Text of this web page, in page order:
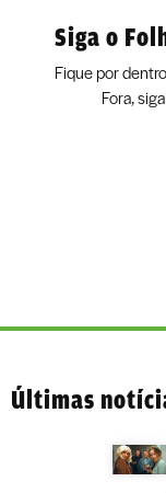
Siga o
Fique por
Fora,
Últimas